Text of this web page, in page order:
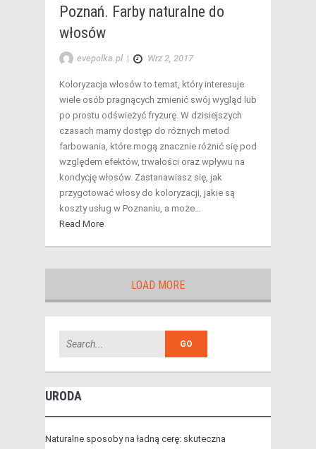
Poznań. Farby naturalne do
włosów
evepolka.pl | Wrz 2, 2017
Koloryzacja włosów to temat, który interesuje
wiele osób pragnących zmienić swój wygląd lub
po prostu odświeżyć fryzurę. W dzisiejszych
czasach mamy dostęp do różnych metod
farbowania, które mogą znacznie różnić się pod
względem efektów, trwałości oraz wpływu na
kondycję włosów. Zastanawiasz się, jak
przygotować włosy do koloryzacji, jakie są
koszty usług w Poznaniu, a może…
Read More
LOAD MORE
URODA
Naturalne sposoby na ładną cerę: skuteczna